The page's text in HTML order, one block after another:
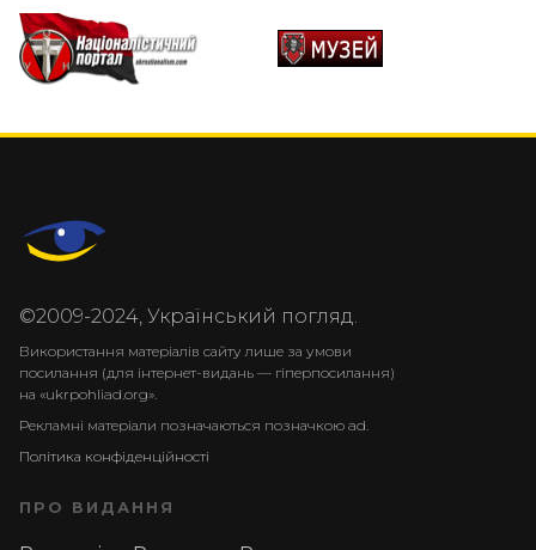
©2009-2024, Український погляд.
Використання матеріалів сайту лише за умови
посилання (для інтернет-видань — гіперпосилання)
на «ukrpohliad.org».
Рекламні матеріали позначаються позначкою ad.
Політика конфіденційності
ПРО ВИДАННЯ